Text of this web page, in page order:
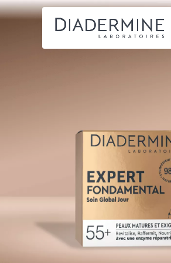
Réduction des rides
Régénération de la peau
Raffermissement de la
peau
English